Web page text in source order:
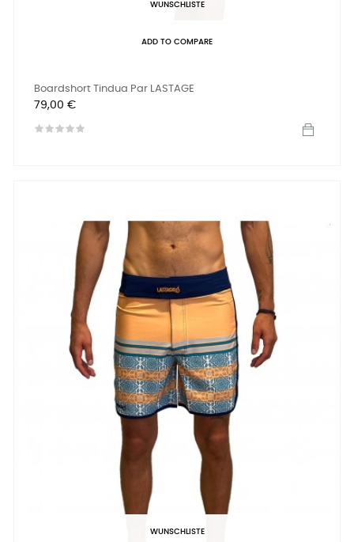
WUNSCHLISTE
ADD TO COMPARE
Boardshort Tindua Par LASTAGE
Preis
79,00 €
WUNSCHLISTE